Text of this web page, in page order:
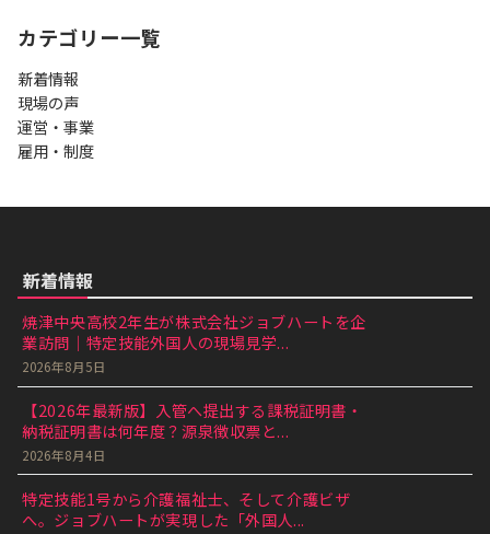
カテゴリー一覧
新着情報
現場の声
運営・事業
雇用・制度
新着情報
焼津中央高校2年生が株式会社ジョブハートを企
業訪問｜特定技能外国人の現場見学...
2026年8月5日
【2026年最新版】入管へ提出する課税証明書・
納税証明書は何年度？源泉徴収票と...
2026年8月4日
特定技能1号から介護福祉士、そして介護ビザ
へ。ジョブハートが実現した「外国人...